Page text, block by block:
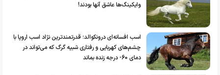
وایکینگ‌ها عاشق آنها بودند!
اسب افسانه‌ای درونکوالد؛ قدرتمندترین نژاد اسب اروپا با
چشم‌های کهربایی و رفتاری شبیه گرگ که می‌تواند در
دمای 60- درجه زنده بماند